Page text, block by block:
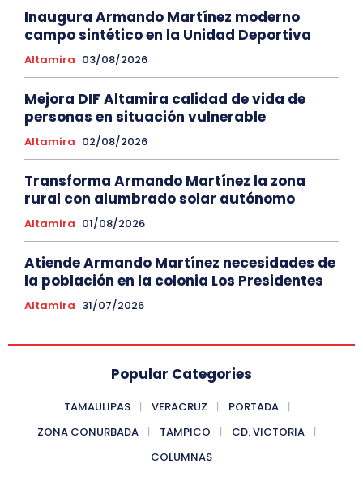
Inaugura Armando Martínez moderno
campo sintético en la Unidad Deportiva
Altamira 03/08/2026
Mejora DIF Altamira calidad de vida de
personas en situación vulnerable
Altamira 02/08/2026
Transforma Armando Martínez la zona
rural con alumbrado solar autónomo
Altamira 01/08/2026
Atiende Armando Martínez necesidades de
la población en la colonia Los Presidentes
Altamira 31/07/2026
Popular Categories
TAMAULIPAS VERACRUZ
PORTADA
ZONA CONURBADA
TAMPICO
CD. VICTORIA
COLUMNAS